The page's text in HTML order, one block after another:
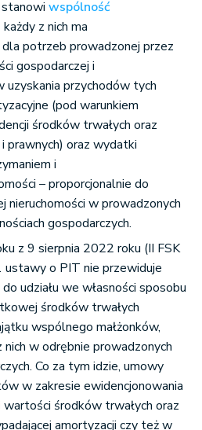
stanowi wspólność
każdy z nich ma
potrzeb prowadzonej przez
gospodarczej i
uzyskania przychodów tych
(pod warunkiem
środków trwałych oraz
prawnych) oraz wydatki
i
– proporcjonalnie do
nieruchomości w prowadzonych
gospodarczych.
z 9 sierpnia 2022 roku (II FSK
o PIT nie przewiduje
udziału we własności sposobu
środków trwałych
wspólnego małżonków,
w odrębnie prowadzonych
Co za tym idzie, umowy
w zakresie ewidencjonowania
wartości środków trwałych oraz
amortyzacji czy też w